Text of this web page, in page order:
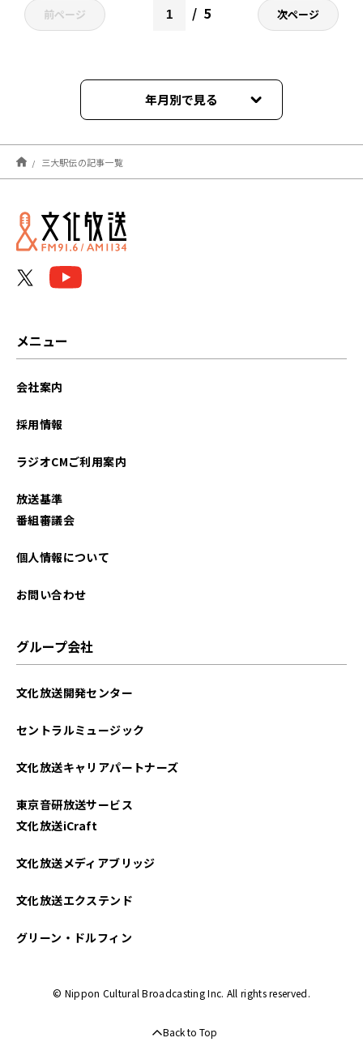
前ページ 5 次ページ
年月別で見る
2025年11月
2025年10月
2025年09月
三大駅伝の記事一覧
メニュー
会社案内
採用情報
ラジオCMご利用案内
放送基準
番組審議会
個人情報について
お問い合わせ
グループ会社
文化放送開発センター
セントラルミュージック
文化放送キャリアパートナーズ
東京音研放送サービス
文化放送iCraft
文化放送メディアブリッジ
文化放送エクステンド
グリーン・ドルフィン
© Nippon Cultural Broadcasting Inc. All rights reserved.
Back to Top